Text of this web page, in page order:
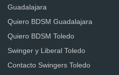
Guadalajara
Quiero BDSM Guadalajara
Quiero BDSM Toledo
Swinger y Liberal Toledo
Contacto Swingers Toledo